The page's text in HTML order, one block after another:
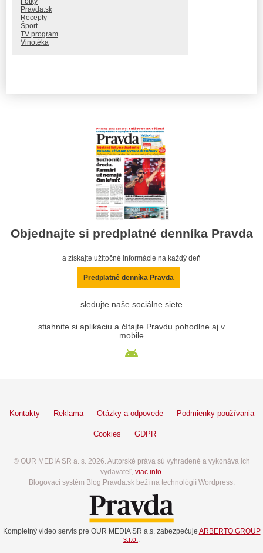
Pravda.sk
Recepty
Šport
TV program
Vinotéka
Objednajte si predplatné denníka Pravda
a získajte užitočné informácie na každý deň
Predplatné denníka Pravda
sledujte naše sociálne siete
stiahnite si aplikáciu a čítajte Pravdu pohodlne aj v
mobile
Kontakty Reklama Otázky a odpovede Podmienky používania
Cookies GDPR
© OUR MEDIA SR a. s. 2026. Autorské práva sú vyhradené a vykonáva ich
vydavateľ, viac info.
Blogovací systém Blog.Pravda.sk beží na technológií Wordpress.
Kompletný video servis pre OUR MEDIA SR a.s. zabezpečuje ARBERTO GROUP
s.r.o..